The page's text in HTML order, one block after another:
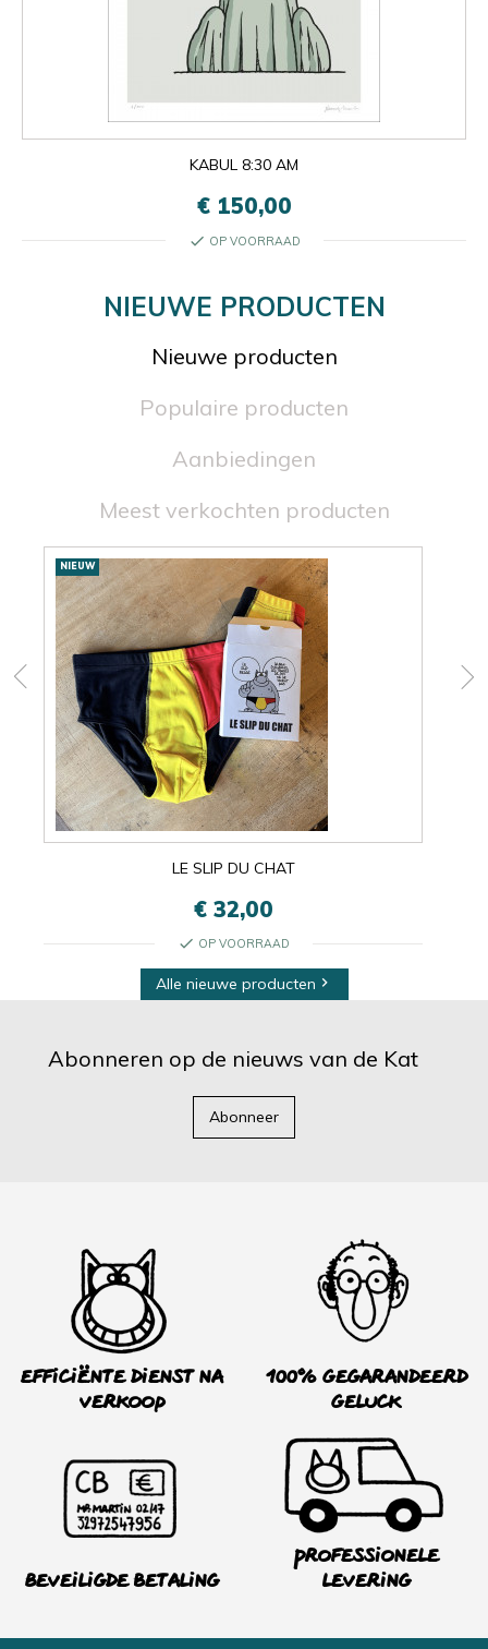
KABUL 8:30 AM
€ 150,00
check OP VOORRAAD
NIEUWE PRODUCTEN
Nieuwe producten
Populaire producten
Aanbiedingen
Meest verkochten producten
Nieuwe
producten
NIEUW
LE SLIP DU CHAT
€ 32,00
check OP VOORRAAD
Alle nieuwe producten 
Abonneren op de nieuws van de Kat
Abonneer
Efficiënte dienst na
verkoop
100% Gegarandeerd
Geluck
Beveiligde betaling
Professionele
levering